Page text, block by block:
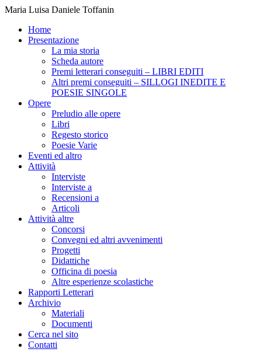
Maria Luisa Daniele Toffanin
Home
Presentazione
La mia storia
Scheda autore
Premi letterari conseguiti – LIBRI EDITI
Altri premi conseguiti – SILLOGI INEDITE E
POESIE SINGOLE
Opere
Preludio alle opere
Libri
Regesto storico
Poesie Varie
Eventi ed altro
Attività
Interviste
Interviste a
Recensioni a
Articoli
Attività altre
Concorsi
Convegni ed altri avvenimenti
Progetti
Didattiche
Officina di poesia
Altre esperienze scolastiche
Rapporti Letterari
Archivio
Materiali
Documenti
Cerca nel sito
Contatti